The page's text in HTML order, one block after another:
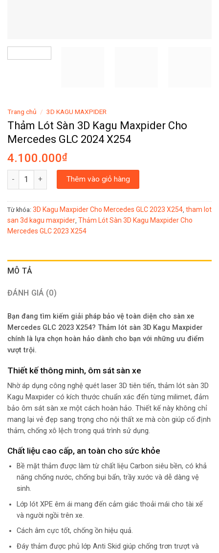
Trang chủ / 3D KAGU MAXPIDER
Thảm Lót Sàn 3D Kagu Maxpider Cho
Mercedes GLC 2024 X254
4.100.000₫
Thảm Lót Sàn 3D Kagu Maxpider Cho Mercedes GLC 2024 X254
Thêm vào giỏ hàng
Từ khóa: 3D Kagu Maxpider Cho Mercedes GLC 2023 X254 tham lot
san 3d kagu maxpider Thảm Lót Sàn 3D Kagu Maxpider Cho
Mercedes GLC 2023 X254
MÔ TẢ
ĐÁNH GIÁ (0)
Bạn đang tìm kiếm giải pháp bảo vệ toàn diện cho sàn xe
Mercedes GLC 2023 X254? Thảm lót sàn 3D Kagu Maxpider
chính là lựa chọn hoàn hảo dành cho bạn với những ưu điểm
vượt trội.
Thiết kế thông minh, ôm sát sàn xe
Nhờ áp dụng công nghệ quét laser 3D tiên tiến, thảm lót sàn 3D
Kagu Maxpider có kích thước chuẩn xác đến từng milimet, đảm
bảo ôm sát sàn xe một cách hoàn hảo. Thiết kế này không chỉ
mang lại vẻ đẹp sang trọng cho nội thất xe mà còn giúp cố định
thảm, chống xô lệch trong quá trình sử dụng.
Chất liệu cao cấp, an toàn cho sức khỏe
Bề mặt thảm được làm từ chất liệu Carbon siêu bền, có khả
năng chống nước, chống bụi bẩn, trầy xước và dễ dàng vệ
sinh.
Lớp lót XPE êm ái mang đến cảm giác thoải mái cho tài xế
và người ngồi trên xe.
Cách âm cực tốt, chống ồn hiệu quả.
Đáy thảm được phủ lớp Anti Skid giúp chống trơn trượt và